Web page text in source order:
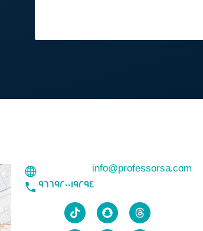
info@professorsa.com
966920019294